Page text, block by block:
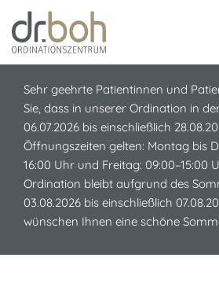
Z
u
Sehr geehrte Patientinnen und
Sie, dass in unserer Ordination in
06.07.2026 bis einschließlich
Öffnungszeiten gelten: Montag bis
16:00 Uhr und Freitag: 09:00–15:00
Ordination bleibt aufgrund des
03.08.2026 bis einschließlich
wünschen Ihnen eine schöne